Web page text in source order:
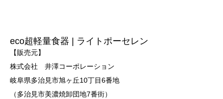
eco超軽量食器 | ライトポーセレン
【販売元】
株式会社 井澤コーポレーション
岐阜県多治見市旭ヶ丘10丁目6番地
（多治見市美濃焼卸団地7番街）